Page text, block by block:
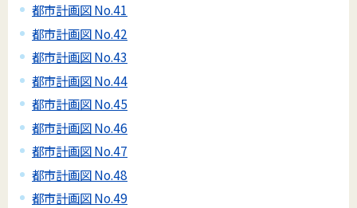
都市計画図 No.41
都市計画図 No.42
都市計画図 No.43
都市計画図 No.44
都市計画図 No.45
都市計画図 No.46
都市計画図 No.47
都市計画図 No.48
都市計画図 No.49